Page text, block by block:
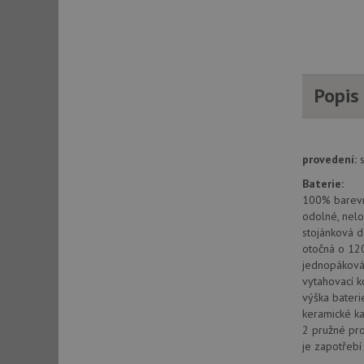
provedení:
Baterie:
100%
odolné,
stojánková
otočná o
vytahovací
výška
keramické
2 pružné
je
Název
_ga_9T91YFLEPX
Název
__Secure-YNID